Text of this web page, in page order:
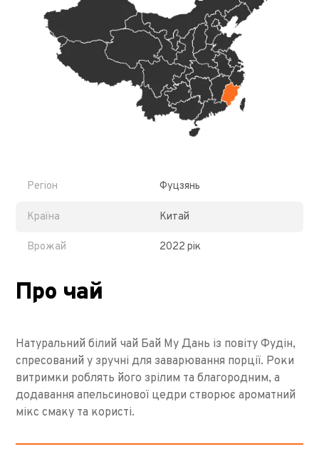
Регіон Фуцзянь
Країна Китай
Врожай 2022 рік
Про чай
Натуральний білий чай Бай Му Дань із повіту Фудін,
спресований у зручні для заварювання порції. Роки
витримки роблять його зрілим та благородним, а
додавання апельсинової цедри створює ароматний
мікс смаку та користі.